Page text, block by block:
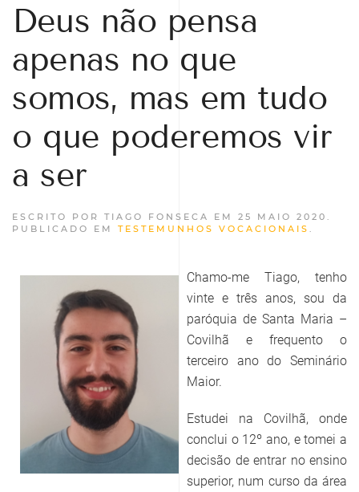
Deus não pensa
apenas no que
somos, mas em tudo
o que poderemos vir
a ser
ESCRITO POR TIAGO FONSECA EM 25 MAIO 2020 .
PUBLICADO EM TESTEMUNHOS VOCACIONAIS .
Chamo-me Tiago, tenho
vinte e três anos, sou da
paróquia de Santa Maria –
Covilhã e frequento o
terceiro ano do Seminário
Maior.
Estudei na Covilhã, onde
conclui o 12º ano, e tomei a
decisão de entrar no ensino
superior, num curso da área